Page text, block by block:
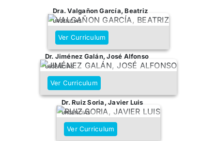
Dra. Valgañon García, Beatriz
URGENCIAS
Ver Curriculum
Dr. Jiménez Galán, José Alfonso
URGENCIAS
Ver Curriculum
Dr. Ruiz Soria, Javier Luis
URGENCIAS
Ver Curriculum